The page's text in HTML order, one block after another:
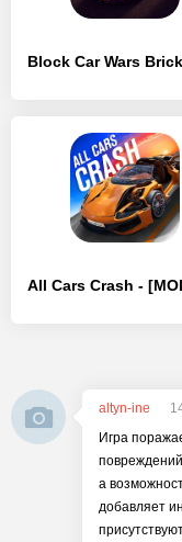
altyn-ine
Игра
а
добавляет